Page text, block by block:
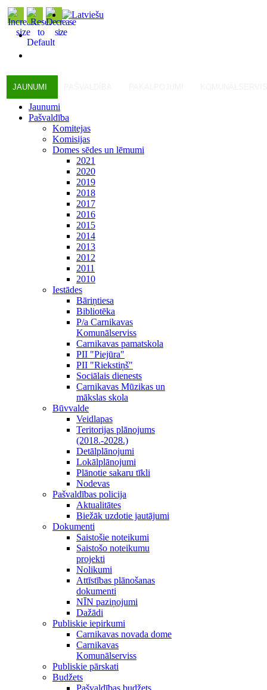
JAUNUMI
Jaunumi
Pašvaldība
Komitejas
Komisijas
Domes sēdes un lēmumi
2021
2020
2019
2018
2017
2016
2015
2014
2013
2012
2011
2010
Iestādes
Bāriņtiesa
Bibliotēka
P/a Carnikavas
Komunālserviss
Carnikavas pamatskola
PII "Piejūra"
PII "Riekstiņš"
Sociālais dienests
Carnikavas Mūzikas un
mākslas skola
Būvvalde
Veidlapas
Teritorijas plānojums
(2018.-2028.)
Detālplānojumi
Lokālplānojumi
Plānotie sakaru tīkli
Nodevas
Pašvaldības policija
Aktualitātes
Biežāk uzdotie jautājumi
Dokumenti
Saistošie noteikumi
Saistošo noteikumu
projekti
Nolikumi
Attīstības plānošanas
dokumenti
NĪN paziņojumi
Dažādi
Publiskie iepirkumi
Carnikavas novada dome
Carnikavas
Komunālserviss
Publiskie pārskati
Budžets